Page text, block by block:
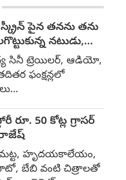
పైన తనను తను
నటుడు,
సినీ ట్రెయిలర్, ఆడియో,
ఫంక్షన్లలో
దుస్తులు గురించి
లేనిపోనిది
తంటా అన్నారు. ఇలా
పోతే చాలా చిత్రాలే
తాజాగా
రూ. 50 కోట్ల గ్రాసర్
రాజేష్
హృదయకాలేయం,
బేబి వంటి చిత్రాలతో